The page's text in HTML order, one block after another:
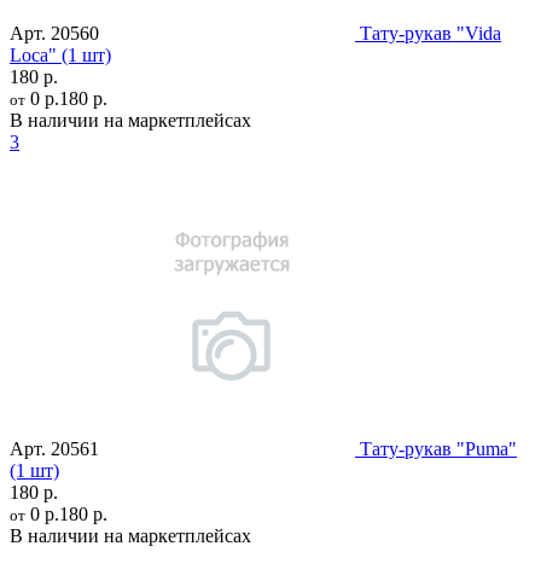
Арт. 20560
Тату-рукав "Vida
Loca" (1 шт)
180 р.
от 0 р.180 р.
В наличии на маркетплейсах
3
Арт. 20561
Тату-рукав "Puma"
(1 шт)
180 р.
от 0 р.180 р.
В наличии на маркетплейсах